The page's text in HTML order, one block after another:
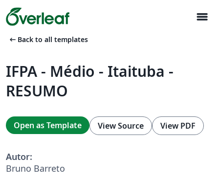
menu
arrow_left_alt Back to all templates
IFPA - Médio - Itaituba -
RESUMO
Open as Template View Source View PDF
Autor:
Bruno Barreto